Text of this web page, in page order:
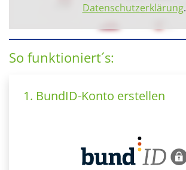
Datenschutzerklärung.
So funktioniert´s:
1. BundID-Konto erstellen